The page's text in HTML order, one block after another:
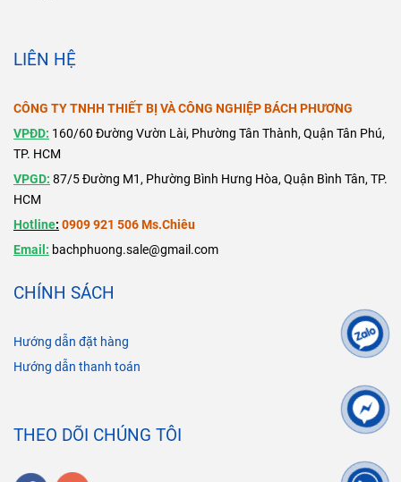
LIÊN HỆ
CÔNG TY TNHH THIẾT BỊ VÀ CÔNG NGHIỆP BÁCH PHƯƠNG
VPĐD: 160/60 Đường Vườn Lài, Phường Tân Thành, Quận Tân Phú,
TP. HCM
VPGD: 87/5 Đường M1, Phường Bình Hưng Hòa, Quận Bình Tân, TP.
HCM
Hotline: 0909 921 506 Ms.Chiêu
Email: bachphuong.sale@gmail.com
CHÍNH SÁCH
Hướng dẫn đặt hàng
Hướng dẫn thanh toán
THEO DÕI CHÚNG TÔI